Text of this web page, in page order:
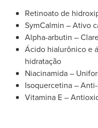
Retinoato de
SymCalmin – Ativo
Alpha-arbutin –
Ácido hialurônico e
hidratação
Niacinamida –
Isoquercetina –
Vitamina E –